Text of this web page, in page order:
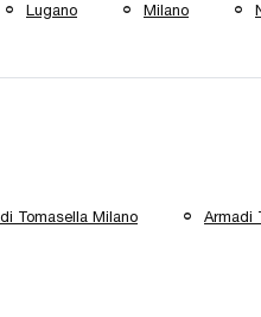
Lugano Milano
Tomasella Milano Armadi